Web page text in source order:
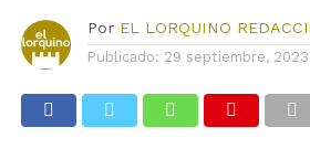
Por EL LORQUINO
Publicado: 29 septiembre, 2023